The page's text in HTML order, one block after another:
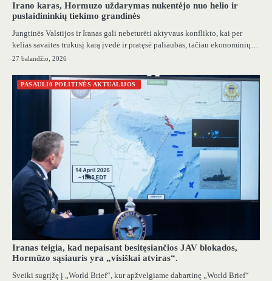
Irano karas, Hormuzo uždarymas nukentėjo nuo helio ir
puslaidininkių tiekimo grandinės
Jungtinės Valstijos ir Iranas gali nebeturėti aktyvaus konflikto, kai per
kelias savaites trukusį karą įvedė ir pratęsė paliaubas, tačiau ekonominių…
27 balandžio, 2026
PASAULI0 POLITINĖS AKTUALIJOS
Iranas teigia, kad nepaisant besitęsiančios JAV blokados,
Hormūzo sąsiauris yra „visiškai atviras“.
Sveiki sugrįžę į „World Brief“, kur apžvelgiame dabartinę „World Brief“